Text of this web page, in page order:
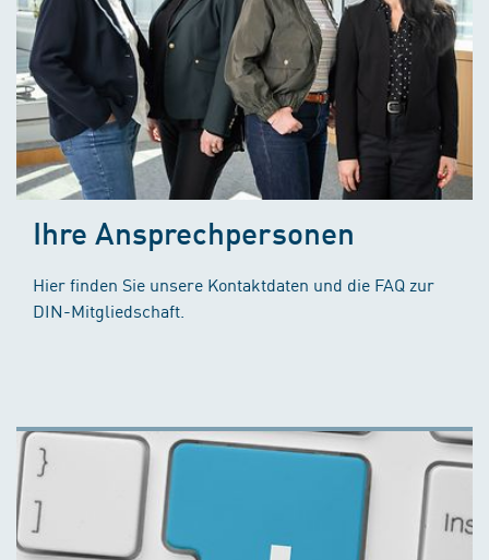
Ihre Ansprechpersonen
Hier finden Sie unsere Kontaktdaten und die FAQ zur
DIN-Mitgliedschaft.